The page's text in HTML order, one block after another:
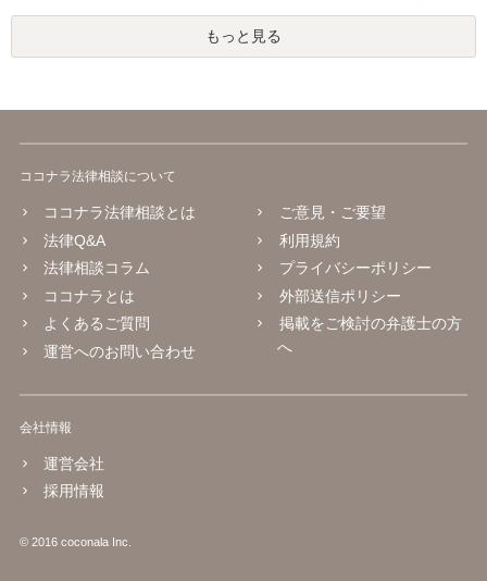
もっと見る
ココナラ法律相談について
ココナラ法律相談とは
法律Q&A
法律相談コラム
ココナラとは
よくあるご質問
運営へのお問い合わせ
ご意見・ご要望
利用規約
プライバシーポリシー
外部送信ポリシー
掲載をご検討の弁護士の方
へ
会社情報
運営会社
採用情報
© 2016 coconala Inc.